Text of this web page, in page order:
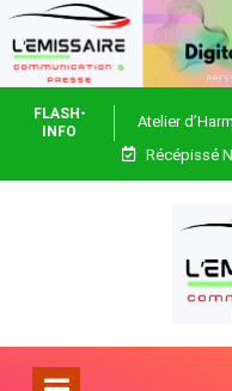
FLASH-
INFO
Atelier
Récépissé